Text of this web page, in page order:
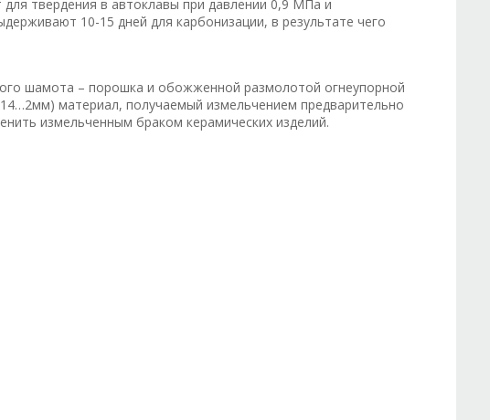
твердения в автоклавы при давлении 0,9 МПа и
10-15 дней для карбонизации, в результате чего
шамота – порошка и обожженной размолотой огнеупорной
материал, получаемый измельчением предварительно
измельченным браком керамических изделий.